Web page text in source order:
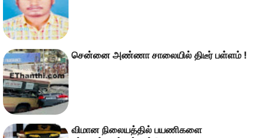
சென்னை அண்ணா சாலையில் திடீர் பள்ளம் !
விமான நிலையத்தில் பயணிகளை